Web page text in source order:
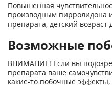
Повышенная
производным пирролидона
препарата, детский возраст
Возможные
ВНИМАНИЕ! Если вы
препарата ваше
какие-то побочные